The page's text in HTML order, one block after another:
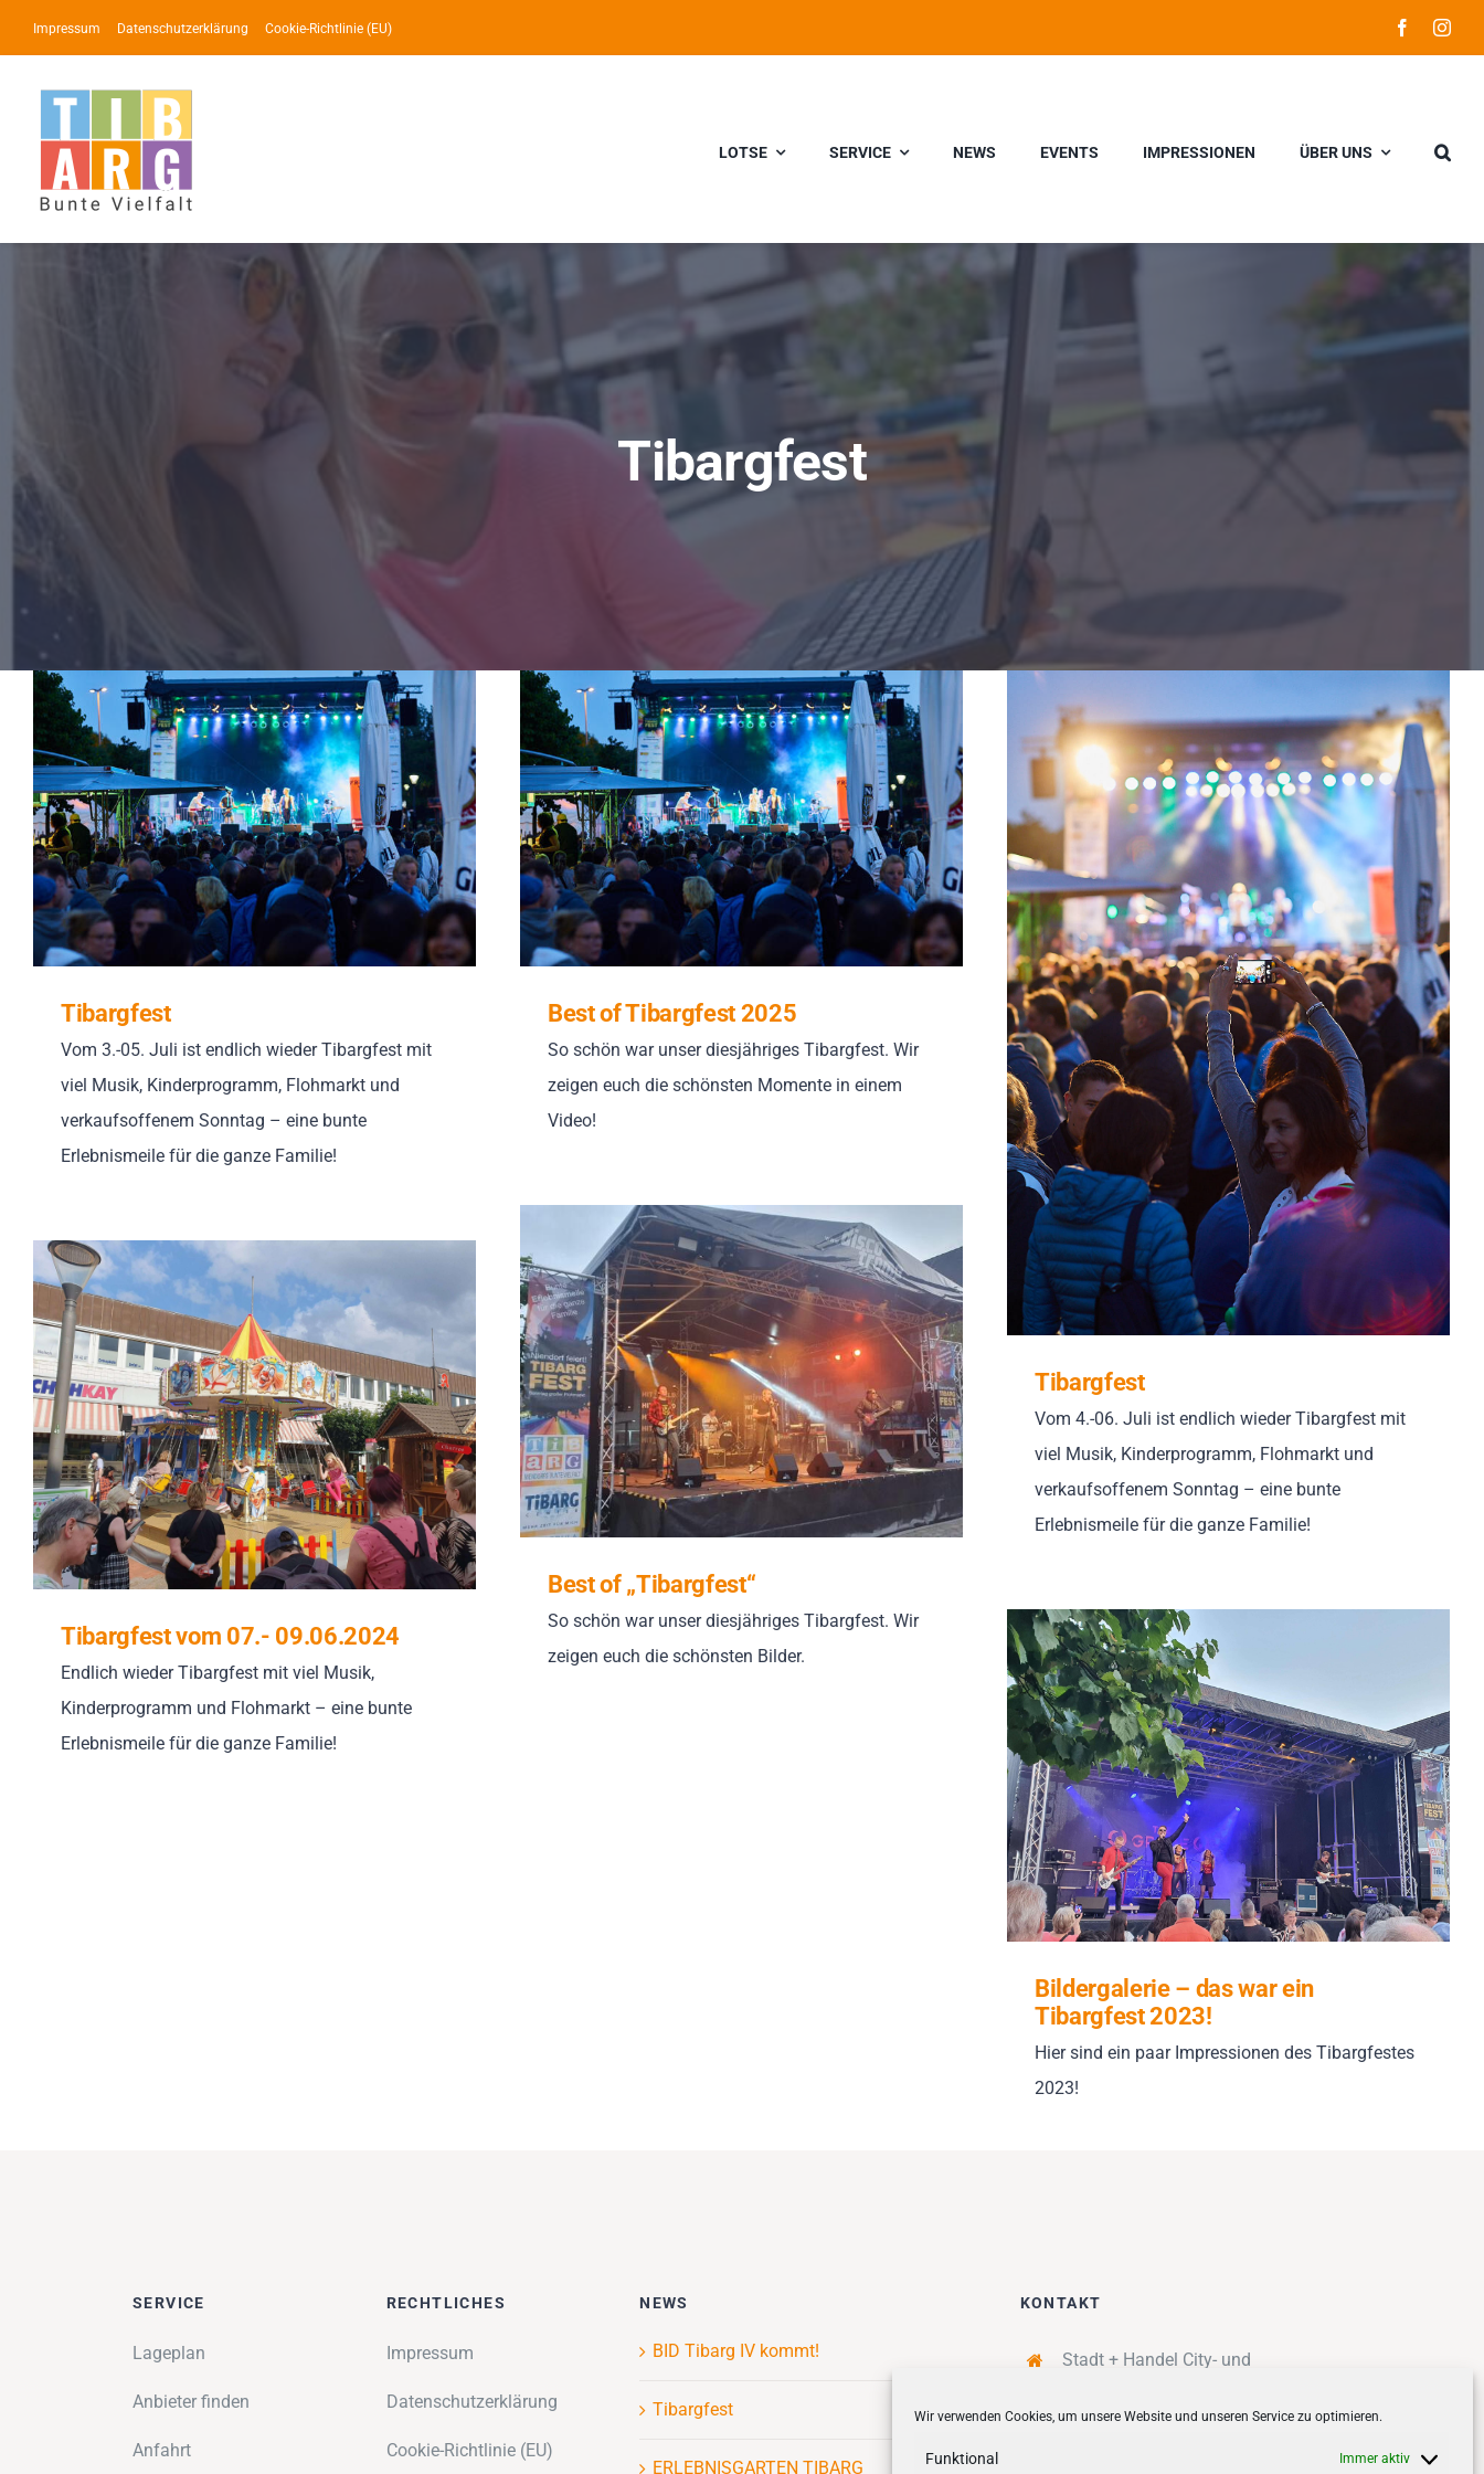
Wir verwenden Cookies, um unsere Website und unseren Service zu optimieren.
Funktional Immer aktiv
Inhalt
springen
Impressum Datenschutzerklärung Cookie-Richtlinie (EU)
LOTSE SERVICE NEWS EVENTS IMPRESSIONEN ÜBER UNS
Tibargfest
Tibargfest
Vom 3.-05. Juli ist endlich wieder Tibargfest mit
viel Musik, Kinderprogramm, Flohmarkt und
verkaufsoffenem Sonntag – eine bunte
Erlebnismeile für die ganze Familie!
Best of Tibargfest 2025
So schön war unser diesjähriges Tibargfest. Wir
zeigen euch die schönsten Momente in einem
Video!
Tibargfest
Vom 4.-06. Juli ist endlich wieder Tibargfest mit
viel Musik, Kinderprogramm, Flohmarkt und
verkaufsoffenem Sonntag – eine bunte
Erlebnismeile für die ganze Familie!
Best of „Tibargfest“
So schön war unser diesjähriges Tibargfest. Wir
zeigen euch die schönsten Bilder.
Tibargfest vom 07.- 09.06.2024
Endlich wieder Tibargfest mit viel Musik,
Kinderprogramm und Flohmarkt – eine bunte
Erlebnismeile für die ganze Familie!
Bildergalerie – das war ein
Tibargfest 2023!
Hier sind ein paar Impressionen des Tibargfestes
2023!
SERVICE
Lageplan
Anbieter finden
Anfahrt
RECHTLICHES
Impressum
Datenschutzerklärung
Cookie-Richtlinie (EU)
NEWS
BID Tibarg IV kommt!
Tibargfest
ERLEBNISGARTEN TIBARG
KONTAKT
Stadt + Handel City- und
Quartiersmanagement